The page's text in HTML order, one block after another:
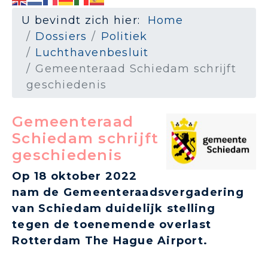
U bevindt zich hier: Home
Dossiers
Politiek
Luchthavenbesluit
Gemeenteraad Schiedam schrijft
geschiedenis
Gemeenteraad
Schiedam schrijft
geschiedenis
Op 18 oktober 2022
nam de Gemeenteraadsvergadering
van Schiedam duidelijk stelling
tegen de toenemende overlast
Rotterdam The Hague Airport.